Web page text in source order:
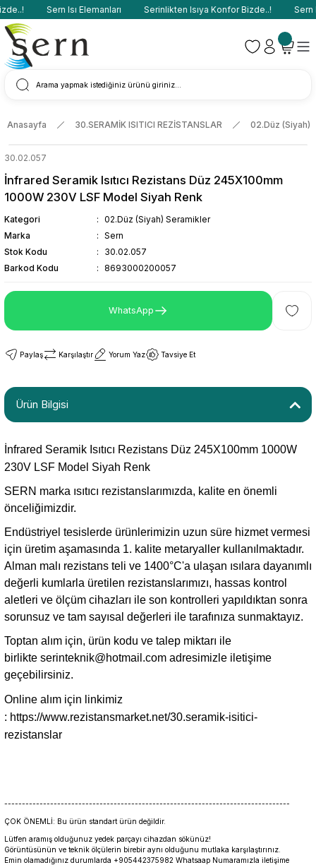
Sern Isı Elemanları Serinlikten Isıya Konfor Bizde..! Sern
Anasayfa 30.SERAMİK ISITICI REZİSTANSLAR 02.Düz (Siyah)
30.02.057
İnfrared Seramik Isıtıcı Rezistans Düz 245X100mm
1000W 230V LSF Model Siyah Renk
Kategori
02.Düz (Siyah) Seramikler
Marka
Sern
Stok Kodu
30.02.057
Barkod Kodu
8693000200057
WhatsApp
Paylaş Karşılaştır Yorum Yaz Tavsiye Et
Ürün Bilgisi
İnfrared Seramik Isıtıcı Rezistans Düz 245X100mm 1000W
230V LSF Model Siyah Renk
SERN marka ısıtıcı rezistanslarımızda, kalite en önemli
önceliğimizdir.
Endüstriyel tesislerde ürünlerimizin uzun süre hizmet vermesi
için üretim aşamasında 1. kalite metaryaller kullanılmaktadır.
Alman malı rezistans teli ve 1400°C'a ulaşan ısılara dayanımlı
değerli kumlarla üretilen rezistanslarımızı, hassas kontrol
aletleri ve ölçüm cihazları ile son kontrolleri yapıldıktan sonra
sorunsuz ve tam sayısal değerleri ile tarafınıza sunmaktayız.
Toptan alım için, ürün kodu ve talep miktarı ile
birlikte serinteknik@hotmail.com adresimizle iletişime
geçebilirsiniz.
Online alım için linkimiz
: https://www.rezistansmarket.net/30.seramik-isitici-
rezistanslar
---------------------------------------------------------------------------------
ÇOK ÖNEMLİ: Bu ürün standart ürün değildir.
Lütfen aramış olduğunuz yedek parçayı cihazdan sökünüz!
Görüntüsünün ve teknik ölçülerin birebir aynı olduğunu mutlaka karşılaştırınız.
Emin olamadığınız durumlarda +905442375982 Whatsaap Numaramızla iletişime